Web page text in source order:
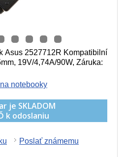
Asus 2527712R Kompatibilní
19V/4,74A/90W, Záruka:
notebooky
je SKLADOM
k odoslaniu
Poslať známemu